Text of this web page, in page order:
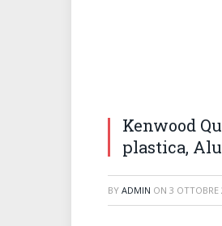
Kenwood
plastica,
BY ADMIN ON 3 OTTOBRE